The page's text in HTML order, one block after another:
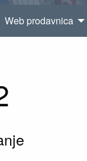
Web prodavnica